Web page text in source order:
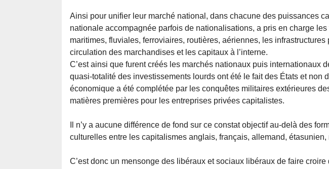
Ainsi pour unifier leur marché national, dans chacune des puissances
nationale accompagnée parfois de nationalisations, a pris en charge
maritimes, fluviales, ferroviaires, routières, aériennes, les infrastructures
circulation des marchandises et les capitaux à l’interne.
C’est ainsi que furent créés les marchés nationaux puis internationaux
quasi-totalité des investissements lourds ont été le fait des États et non
économique a été complétée par les conquêtes militaires extérieures
matières premières pour les entreprises privées capitalistes.
Il n’y a aucune différence de fond sur ce constat objectif au-delà des
culturelles entre les capitalismes anglais, français, allemand, étasunien,
C’est donc un mensonge des libéraux et sociaux libéraux de faire